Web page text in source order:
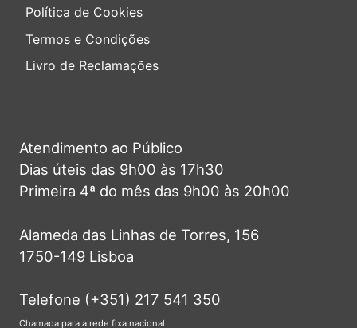
Política de Cookies
Termos e Condições
Livro de Reclamações
Atendimento ao Público
Dias úteis das 9h00 às 17h30
Primeira 4ª do mês das 9h00 às 20h00
Alameda das Linhas de Torres, 156
1750-149 Lisboa
Telefone (+351) 217 541 350
Chamada para a rede fixa nacional